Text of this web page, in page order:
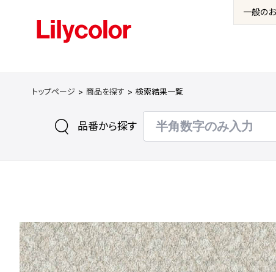
一般の
トップページ 商品を探す 検索結果一覧
品番から探す